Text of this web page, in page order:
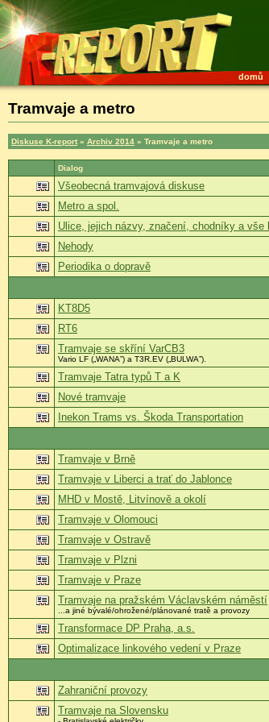
domů
Tramvaje a metro
Diskuse K-report » Archiv 2014 » Tramvaje a metro
Dialog
Všeobecná tramvajová diskuse
Metro a spol.
Ulice, jejich názvy, značení, chodníky a vše
Nehody
Periodika o dopravě
KT8D5
RT6
Tramvaje se skříní VarCB3
Vario LF („WANA”) a T3R.EV („BULWA”).
Tramvaje Tatra typů T a K
Nové tramvaje
Inekon Trams vs. Škoda Transportation
Tramvaje v Brně
Tramvaje v Liberci a trať do Jablonce
MHD v Mostě, Litvínově a okolí
Tramvaje v Olomouci
Tramvaje v Ostravě
Tramvaje v Plzni
Tramvaje v Praze
Tramvaje na pražském Václavském náměstí
...a jiné bývalé/ohrožené/plánované tratě a provozy
Transformace DP Praha, a.s.
Optimalizace linkového vedení v Praze
Zahraniční provozy
Tramvaje na Slovensku